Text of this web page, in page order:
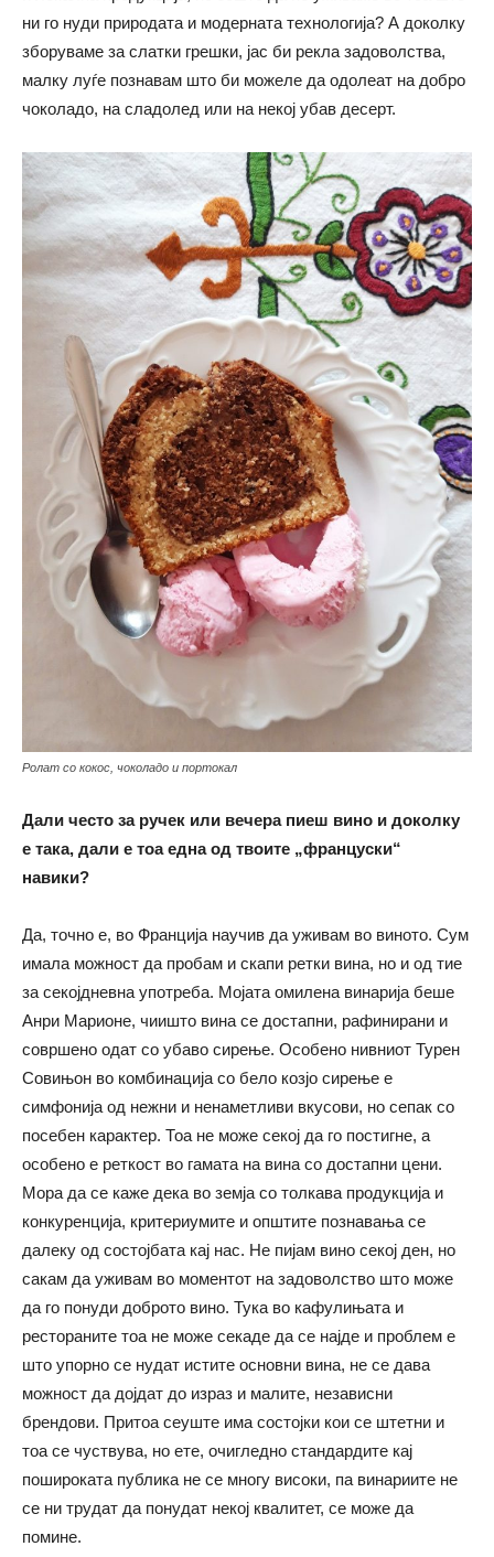
ни го нуди природата и модерната технологија? А доколку
зборуваме за слатки грешки, јас би рекла задоволства,
малку луѓе познавам што би можеле да одолеат на добро
чоколадо, на сладолед или на некој убав десерт.
Ролат со кокос, чоколадо и портокал
Дали често за ручек или вечера пиеш вино и доколку
е така, дали е тоа една од твоите „француски“
навики?
Да, точно е, во Франција научив да уживам во виното. Сум
имала можност да пробам и скапи ретки вина, но и од тие
за секојдневна употреба. Мојата омилена винарија беше
Анри Марионе, чиишто вина се достапни, рафинирани и
совршено одат со убаво сирење. Особено нивниот Турен
Совињон во комбинација со бело козјо сирење е
симфонија од нежни и ненаметливи вкусови, но сепак со
посебен карактер. Тоа не може секој да го постигне, а
особено е реткост во гамата на вина со достапни цени.
Мора да се каже дека во земја со толкава продукција и
конкуренција, критериумите и општите познавања се
далеку од состојбата кај нас. Не пијам вино секој ден, но
сакам да уживам во моментот на задоволство што може
да го понуди доброто вино. Тука во кафулињата и
рестораните тоа не може секаде да се најде и проблем е
што упорно се нудат истите основни вина, не се дава
можност да дојдат до израз и малите, независни
брендови. Притоа сеуште има состојки кои се штетни и
тоа се чуствува, но ете, очигледно стандардите кај
пошироката публика не се многу високи, па винариите не
се ни трудат да понудат некој квалитет, се може да
помине.